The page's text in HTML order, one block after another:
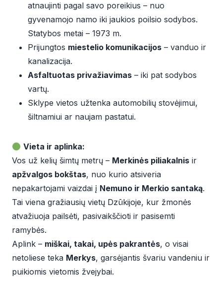
atnaujinti pagal savo poreikius – nuo
gyvenamojo namo iki jaukios poilsio sodybos.
Statybos metai – 1973 m.
Prijungtos miestelio komunikacijos – vanduo ir
kanalizacija.
Asfaltuotas privažiavimas – iki pat sodybos
vartų.
Sklype vietos užtenka automobilių stovėjimui,
šiltnamiui ar naujam pastatui.
Vieta ir aplinka:
Vos už kelių šimtų metrų – Merkinės piliakalnis ir
apžvalgos bokštas, nuo kurio atsiveria
nepakartojami vaizdai į Nemuno ir Merkio santaką.
Tai viena gražiausių vietų Dzūkijoje, kur žmonės
atvažiuoja pailsėti, pasivaikščioti ir pasisemti
ramybės.
Aplink – miškai, takai, upės pakrantės, o visai
netoliese teka Merkys, garsėjantis švariu vandeniu ir
puikiomis vietomis žvejybai.